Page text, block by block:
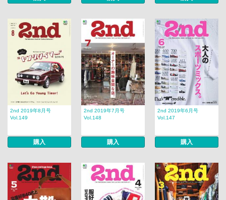
2nd 2019年8月号
Vol.149
購入
2nd 2019年7月号
Vol.148
購入
2nd 2019年6月号
Vol.147
購入